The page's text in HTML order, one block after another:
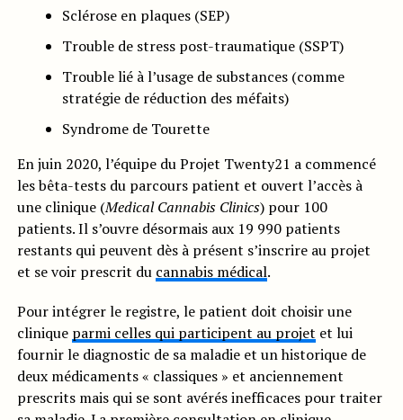
Sclérose en plaques (SEP)
Trouble de stress post-traumatique (SSPT)
Trouble lié à l’usage de substances (comme
stratégie de réduction des méfaits)
Syndrome de Tourette
En juin 2020, l’équipe du Projet Twenty21 a commencé
les bêta-tests du parcours patient et ouvert l’accès à
une clinique (Medical Cannabis Clinics) pour 100
patients. Il s’ouvre désormais aux 19 990 patients
restants qui peuvent dès à présent s’inscrire au projet
et se voir prescrit du cannabis médical.
Pour intégrer le registre, le patient doit choisir une
clinique parmi celles qui participent au projet et lui
fournir le diagnostic de sa maladie et un historique de
deux médicaments « classiques » et anciennement
prescrits mais qui se sont avérés inefficaces pour traiter